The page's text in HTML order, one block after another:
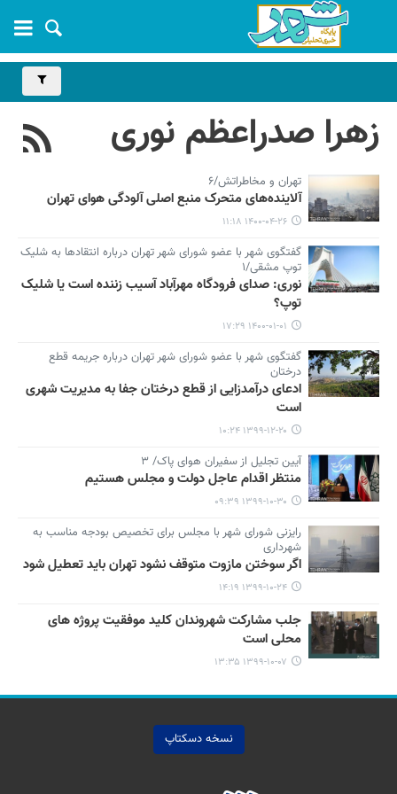
زهرا صدراعظم نوری
تهران و مخاطراتش/۶
آلاینده‌های متحرک منبع اصلی آلودگی هوای تهران
۱۴۰۰-۰۴-۲۶ ۱۱:۱۸
گفتگوی شهر با عضو شورای شهر تهران درباره انتقادها به شلیک
توپ مشقی/۱
نوری: صدای فرودگاه مهرآباد آسیب زننده است یا شلیک
توپ؟
۱۴۰۰-۰۱-۰۱ ۱۷:۲۹
گفتگوی شهر با عضو شورای شهر تهران درباره جریمه قطع
درختان
ادعای درآمدزایی از قطع درختان جفا به مدیریت شهری
است
۱۳۹۹-۱۲-۲۰ ۱۰:۲۴
آیین تجلیل از سفیران هوای پاک/ ۳
منتظر اقدام عاجل دولت و مجلس هستیم
۱۳۹۹-۱۰-۳۰ ۰۹:۳۹
رایزنی شورای شهر با مجلس برای تخصیص بودجه مناسب به
شهرداری
اگر سوختن مازوت متوقف نشود تهران باید تعطیل شود
۱۳۹۹-۱۰-۲۴ ۱۴:۱۹
جلب مشارکت شهروندان کلید موفقیت پروژه های
محلی است
۱۳۹۹-۱۰-۰۷ ۱۳:۳۵
نسخه دسکتاپ